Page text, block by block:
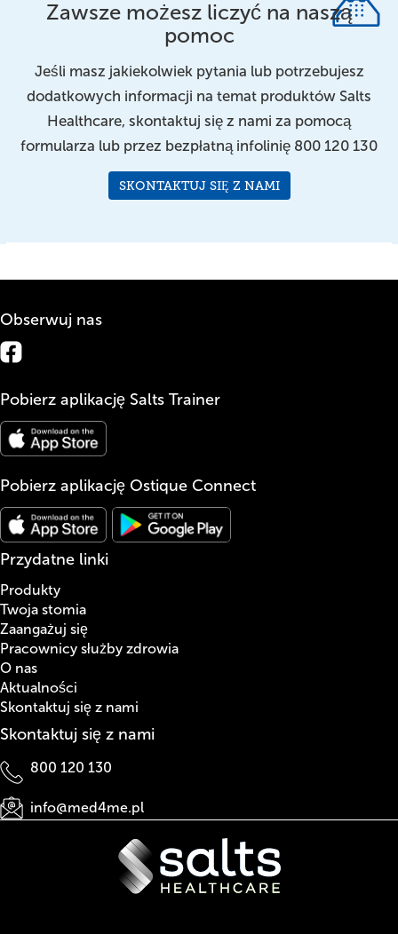
Zawsze możesz liczyć na naszą
pomoc
Jeśli masz jakiekolwiek pytania lub potrzebujesz
dodatkowych informacji na temat produktów Salts
Healthcare, skontaktuj się z nami za pomocą
formularza lub przez bezpłatną infolinię 800 120 130
SKONTAKTUJ SIĘ Z NAMI
Obserwuj nas
Pobierz aplikację Salts Trainer
Pobierz aplikację Ostique Connect
Przydatne linki
Produkty
Twoja stomia
Zaangażuj się
Pracownicy służby zdrowia
O nas
Aktualności
Skontaktuj się z nami
Skontaktuj się z nami
800 120 130
info@med4me.pl